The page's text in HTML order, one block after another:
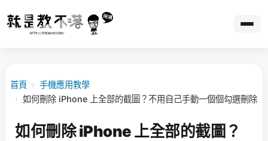
首頁 › 手機應用教學
› 如何刪除 iPhone 上全部的截圖？不用自己手動一個個勾選刪除
如何刪除 iPhone 上全部的截圖？